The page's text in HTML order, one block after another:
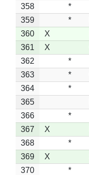
358
*
359
*
360
X
361
X
362
*
363
*
364
*
365
366
*
367
X
368
*
369
X
370
*